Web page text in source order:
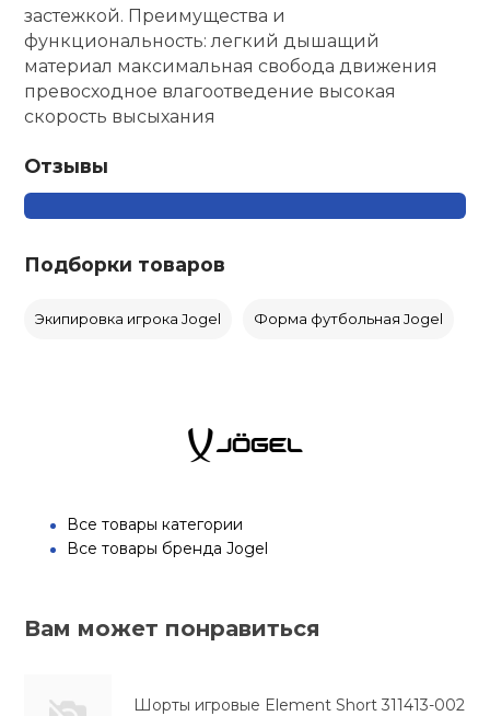
застежкой. Преимущества и
функциональность: легкий дышащий
материал максимальная свобода движения
превосходное влагоотведение высокая
скорость высыхания
Отзывы
Подборки товаров
Экипировка игрока Jogel Форма футбольная Jogel
Все товары категории
Все товары бренда Jogel
Вам может понравиться
Шорты игровые Element Short 311413-002